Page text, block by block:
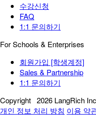
수강신청
FAQ
1:1 문의하기
For Schools & Enterprises
회원가입 [학생계정]
Sales & Partnership
1:1 문의하기
Copyright 2026 LangRich
개인 정보 처리 방침 이용 약